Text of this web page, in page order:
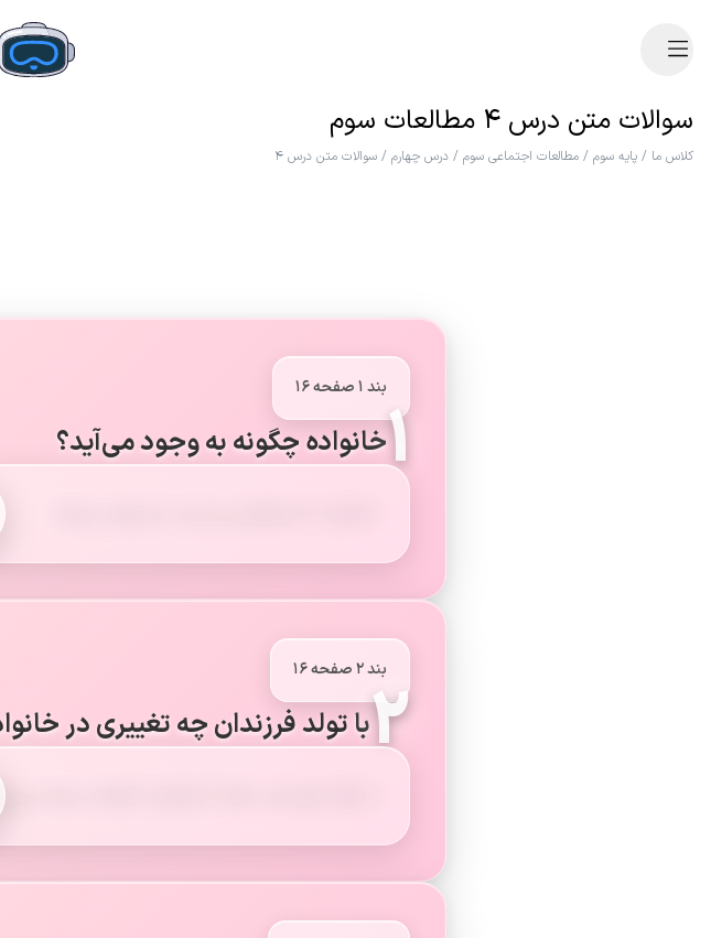
سوالات متن درس ۴ مطالعات سوم
کلاس ما / پایه سوم / مطالعات اجتماعی سوم / درس چهارم / سوالات متن درس ۴
بند ۱ صفحه ۱۶
۱خانواده چگونه به وجود می‌آید؟
بند ۲ صفحه ۱۶
۲با تولد فرزندان چه تغییری در
با تولّد فرزندان، تعداد اعضای خانواده بیشتر